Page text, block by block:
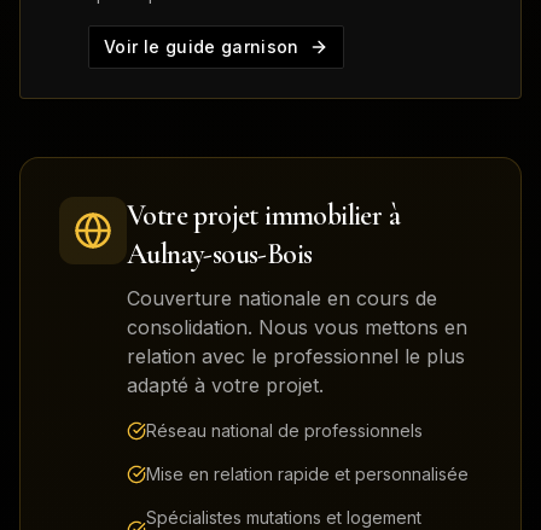
Voir le guide garnison
Votre projet immobilier à
Aulnay-sous-Bois
Couverture nationale en cours de
consolidation. Nous vous mettons en
relation avec le professionnel le plus
adapté à votre projet.
Réseau national de professionnels
Mise en relation rapide et personnalisée
Spécialistes mutations et logement